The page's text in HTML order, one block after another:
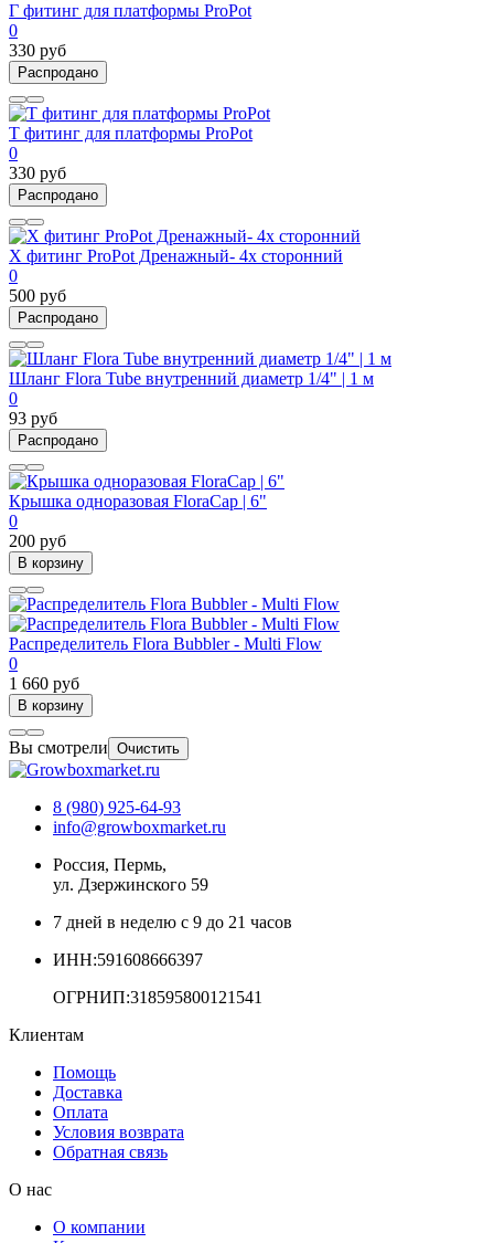
Г фитинг для платформы ProPot
0
330 руб
Распродано
Т фитинг для платформы ProPot
0
330 руб
Распродано
Х фитинг ProPot Дренажный- 4х сторонний
0
500 руб
Распродано
Шланг Flora Tube внутренний диаметр 1/4" | 1 м
0
93 руб
Распродано
Крышка одноразовая FloraCap | 6"
0
200 руб
В корзину
Распределитель Flora Bubbler - Multi Flow
0
1 660 руб
В корзину
Вы смотрели Очистить
8 (980) 925-64-93
info@growboxmarket.ru
Россия, Пермь,
ул. Дзержинского 59
7 дней в неделю с 9 до 21 часов
ИНН:591608666397
ОГРНИП:318595800121541
Клиентам
Помощь
Доставка
Оплата
Условия возврата
Обратная связь
О нас
О компании